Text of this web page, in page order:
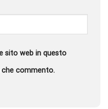
sito web in questo
che commento.